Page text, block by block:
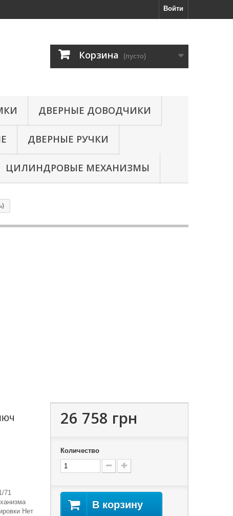
Войти
Корзина (пусто)
ДВЕРНЫЕ ДОВОДЧИКИ
ДВЕРНЫЕ РУЧКИ
ЦИЛИНДРОВЫЕ МЕХАНИЗМЫ
71
Нет
26 758 грн
Количество
В корзину